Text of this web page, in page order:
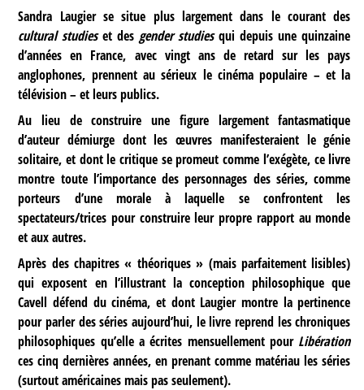
Sandra Laugier se situe plus largement dans le courant des
cultural studieset des gender studiesqui depuis une quinzaine
d’années en France, avec vingt ans de retard sur les pays
anglophones, prennent au sérieux le cinéma populaire – et la
télévision – et leurs publics.
Au lieu de construire une figure largement fantasmatique
d’auteur démiurge dont les œuvres manifesteraient le génie
solitaire, et dont le critique se promeut comme l’exégète, ce livre
montre toute l’importance des personnages des séries, comme
porteurs d’une morale à laquelle se confrontent les
spectateurs/trices pour construire leur propre rapport au monde
et aux autres.
Après des chapitres « théoriques » (mais parfaitement lisibles)
qui exposent en l’illustrant la conception philosophique que
Cavell défend du cinéma, et dont Laugier montre la pertinence
pour parler des séries aujourd’hui, le livre reprend les chroniques
philosophiques qu’elle a écrites mensuellement pour Libération
ces cinq dernières années, en prenant comme matériau les séries
(surtout américaines mais pas seulement).